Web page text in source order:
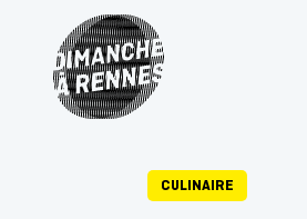
CULINAIRE